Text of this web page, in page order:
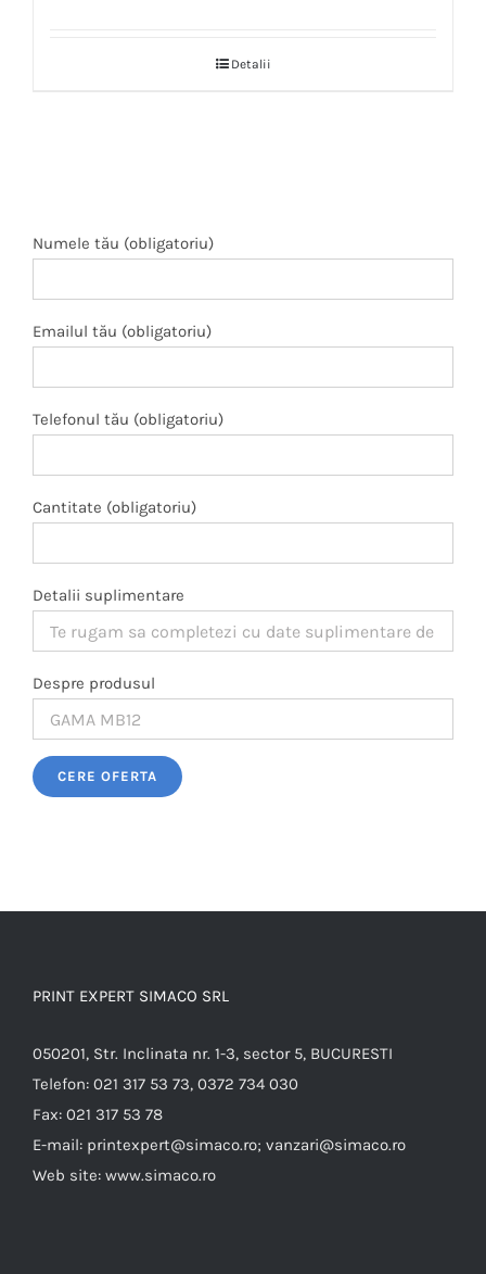
Detalii
Numele tău (obligatoriu)
Emailul tău (obligatoriu)
Telefonul tău (obligatoriu)
Cantitate (obligatoriu)
Detalii suplimentare
Despre produsul
Please leave this field empty.
PRINT EXPERT SIMACO SRL
050201, Str. Inclinata nr. 1-3, sector 5, BUCURESTI
Telefon: 021 317 53 73, 0372 734 030
Fax: 021 317 53 78
E-mail: printexpert@simaco.ro; vanzari@simaco.ro
Web site: www.simaco.ro